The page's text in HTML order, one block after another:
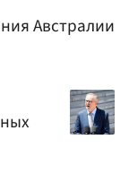
Австралии